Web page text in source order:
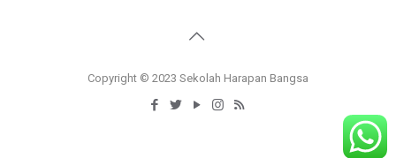
Copyright © 2023 Sekolah Harapan Bangsa